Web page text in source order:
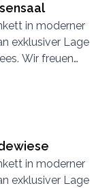
in moderner
exklusiver Lage
Wir freuen
zu gestalten.
in moderner
exklusiver Lage